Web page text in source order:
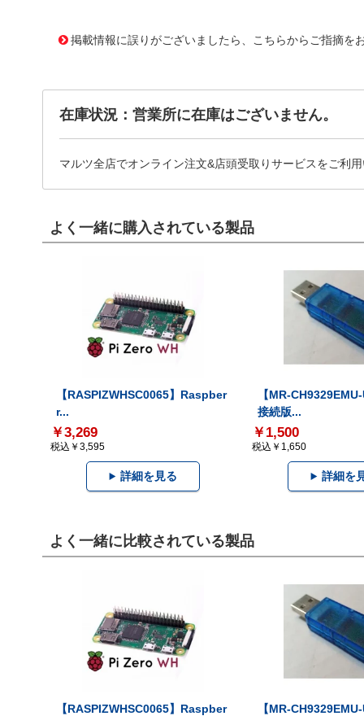
掲載情報に誤りがございましたら、こちらからご指摘を
在庫状況：営業所に在庫はございません。
マルツ全店でオンライン注文&店頭受取りサービスをご利用
よく一緒に購入されている製品
【RASPIZWHSC0065】Raspber
r...
￥3,269
税込￥3,595
詳細を見る
【MR-
接続版...
￥1,500
税込￥1,650
詳細を
よく一緒に比較されている製品
【RASPIZWHSC0065】Raspber
【MR-